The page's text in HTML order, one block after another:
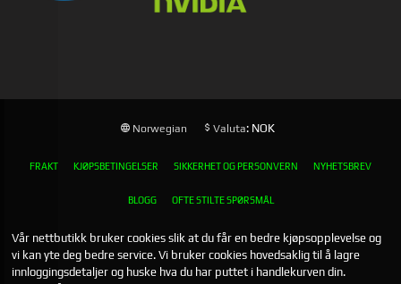
Norwegian Valuta: NOK
FRAKT KJØPSBETINGELSER SIKKERHET OG PERSONVERN NYHETSBREV
BLOGG OFTE STILTE SPØRSMÅL
Vår nettbutikk bruker cookies slik at du får en bedre kjøpsopplevelse og
vi kan yte deg bedre service. Vi bruker cookies hovedsaklig til å lagre
innloggingsdetaljer og huske hva du har puttet i handlekurven din.